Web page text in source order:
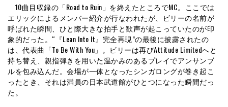
10曲目収録の「Road to Ruin」を終えたところでMC。ここでは
エリックによるメンバー紹介が行なわれたが、ビリーの名前が
呼ばれた瞬間、ひと際大きな拍手と歓声が起こっていたのが印
象的だった。“『Lean Into It』完全再現”の最後に披露されたの
は、代表曲「To Be With You」。ビリーは再びAttitude Limitedへと
持ち替え、親指弾きを用いた温かみのあるプレイでアンサンブ
ルを包み込んだ。会場が一体となったシンガロングが巻き起こ
ったとき、それは満員の日本武道館がひとつになった瞬間だっ
た。